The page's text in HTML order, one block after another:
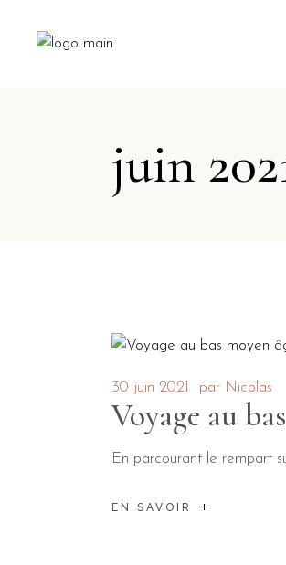
juin
30 juin 2021 par Nicolas
Voyage au
En parcourant le rempart
EN SAVOIR